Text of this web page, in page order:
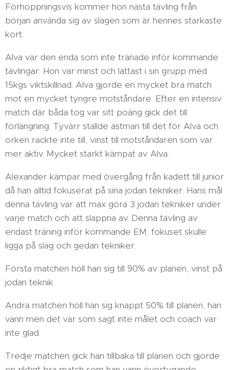
Förhoppningsvis kommer hon nästa tävling från
början använda sig av slagen som är hennes starkaste
kort.
Alva var den enda som inte tränade inför kommande
tävlingar. Hon var minst och lättast i sin grupp med
15kgs viktskillnad. Alva gjorde en mycket bra match
mot en mycket tyngre motståndare. Efter en intensiv
match där båda tog var sitt poäng gick det till
förlängning. Tyvärr ställde astman till det för Alva och
orken räckte inte till, vinst till motståndaren som var
mer aktiv. Mycket starkt kämpat av Alva.
Alexander kämpar med övergång från kadett till junior
då han alltid fokuserat på sina jodan tekniker. Hans mål
denna tävling var att max göra 3 jodan tekniker under
varje match och att slappna av. Denna tävling av
endast träning inför kommande EM, fokuset skulle
ligga på slag och gedan tekniker.
Första matchen höll han sig till 90% av planen, vinst på
jodan teknik.
Andra matchen höll han sig knappt 50% till planen, han
vann men det var som sagt inte målet och coach var
inte glad.
Tredje matchen gick han tillbaka till planen och gjorde